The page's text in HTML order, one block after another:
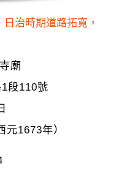
治時期道路拓寬，
廟
段110號
元1673年）